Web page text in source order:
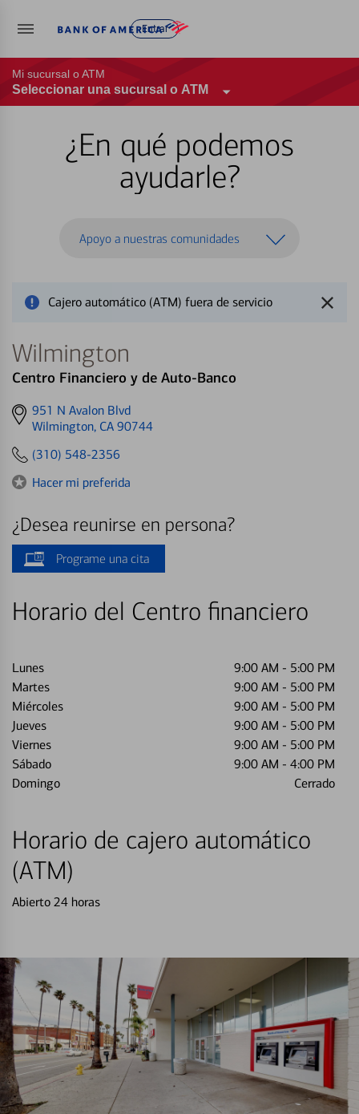
Entrar
Mi sucursal o ATM
Seleccionar una sucursal o ATM
¿En qué podemos
ayudarle?
Apoyo a nuestras comunidades
Cajero automático (ATM) fuera de servicio
Wilmington
Centro Financiero y de Auto-Banco
Get
directions
951 N Avalon Blvd
Wilmington, CA 90744
(310) 548-2356
Hacer mi preferida
¿Desea reunirse en persona?
Programe una cita
Horario del Centro financiero
Lunes 9:00 AM - 5:00 PM
Martes
9:00 AM - 5:00 PM
Miércoles
9:00 AM - 5:00 PM
Jueves
9:00 AM - 5:00 PM
Viernes
9:00 AM - 5:00 PM
Sábado
9:00 AM - 4:00 PM
Domingo
Cerrado
Horario de cajero automático
(ATM)
Abierto 24 horas